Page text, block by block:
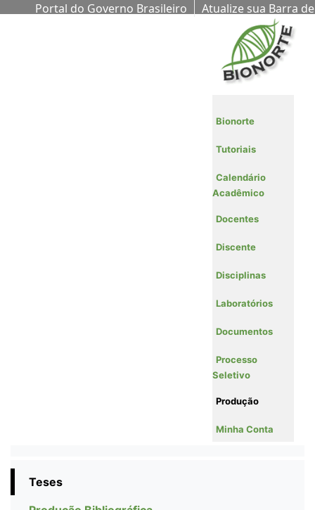
Portal do Governo Brasileiro
Atualize sua Barra de
Bionorte
Tutoriais
Calendário
Acadêmico
Docentes
Discente
Disciplinas
Laboratórios
Documentos
Processo
Seletivo
Produção
Minha Conta
Teses